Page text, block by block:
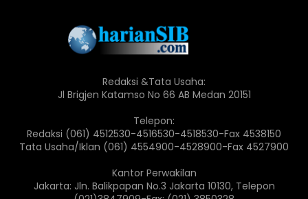
Redaksi &Tata Usaha:
Jl Brigjen Katamso No 66 AB Medan 20151
Telepon:
Redaksi (061) 4512530-4516530-4518530-Fax 4538150
Tata Usaha/Iklan (061) 4554900-4528900-Fax 4527900
Kantor Perwakilan
Jakarta: Jln. Balikpapan No.3 Jakarta 10130, Telepon